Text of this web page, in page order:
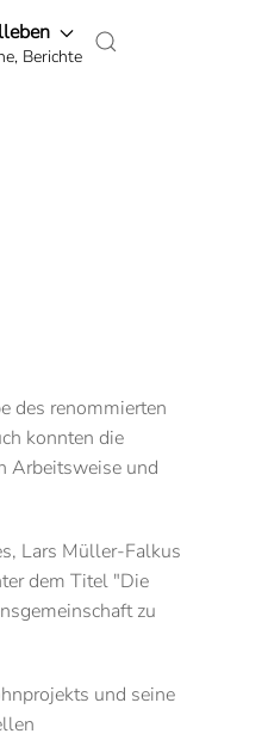
Berichte
des renommierten
konnten die
Arbeitsweise und
Lars Müller-Falkus
dem Titel "Die
zu
und seine